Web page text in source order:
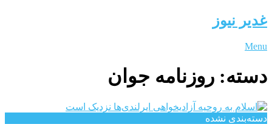
غدیر نیوز
Menu
دسته: روزنامه جوان
دسته‌بندی نشده